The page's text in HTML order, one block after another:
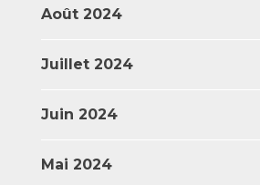
Août 2024
Juillet 2024
Juin 2024
Mai 2024